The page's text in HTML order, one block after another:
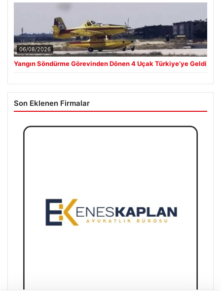
06/08/2026
Yangın Söndürme Görevinden Dönen 4 Uçak Türkiye’ye Geldi
Son Eklenen Firmalar